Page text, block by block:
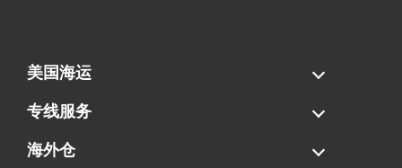
美国海运
海运拼柜
海运整柜
美国海卡
加拿大海运
专线服务
FBA专线直送
超大件专线
AWD专线
电池专线
海外仓